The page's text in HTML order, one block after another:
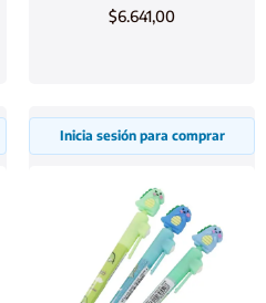
$6.641,00
Inicia sesión para comprar